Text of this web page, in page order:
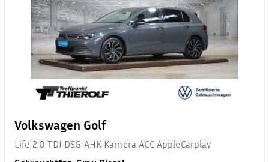
Volkswagen Golf
Life 2.0 TDI DSG AHK Kamera ACC AppleCarplay